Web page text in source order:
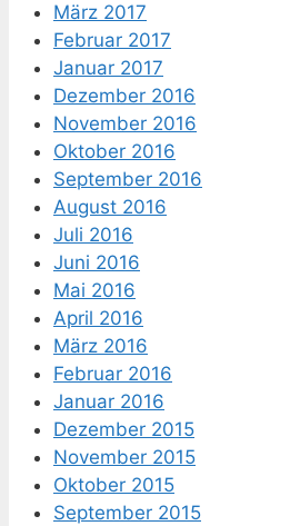
März 2017
Februar 2017
Januar 2017
Dezember 2016
November 2016
Oktober 2016
September 2016
August 2016
Juli 2016
Juni 2016
Mai 2016
April 2016
März 2016
Februar 2016
Januar 2016
Dezember 2015
November 2015
Oktober 2015
September 2015